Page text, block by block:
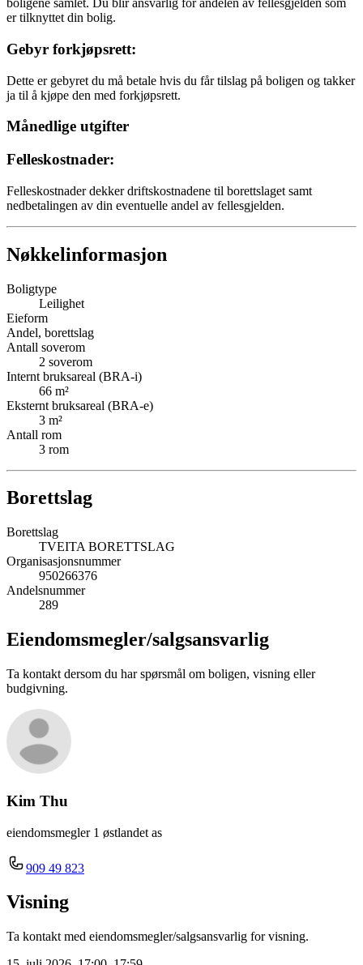
boligene samlet. Du blir ansvarlig for andelen av fellesgjelden som
er tilknyttet din bolig.
Gebyr forkjøpsrett:
Dette er gebyret du må betale hvis du får tilslag på boligen og takker
ja til å kjøpe den med forkjøpsrett.
Månedlige utgifter
Felleskostnader:
Felleskostnader dekker driftskostnadene til borettslaget samt
nedbetalingen av din eventuelle andel av fellesgjelden.
Nøkkelinformasjon
Boligtype
Leilighet
Eieform
Andel, borettslag
Antall soverom
2 soverom
Internt bruksareal (BRA-i)
66 m²
Eksternt bruksareal (BRA-e)
3 m²
Antall rom
3 rom
Borettslag
Borettslag
TVEITA BORETTSLAG
Organisasjonsnummer
950266376
Andelsnummer
289
Eiendomsmegler/salgsansvarlig
Ta kontakt dersom du har spørsmål om boligen, visning eller
budgivning.
Kim Thu
eiendomsmegler 1 østlandet as
909 49 823
Visning
Ta kontakt med eiendomsmegler/salgsansvarlig for visning.